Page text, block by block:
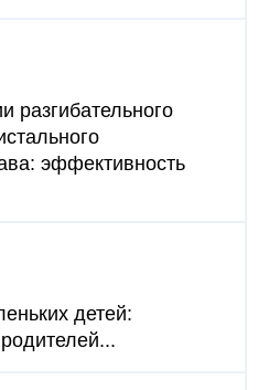
разгибательного
эффективность
детей: